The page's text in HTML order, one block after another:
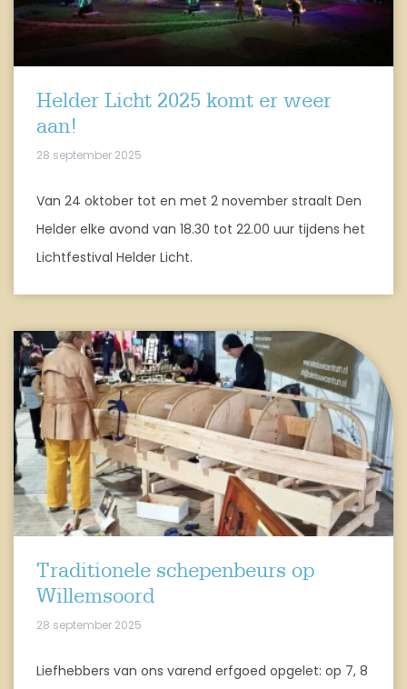
Helder Licht 2025 komt er weer
aan!
28 september 2025
Van 24 oktober tot en met 2 november straalt Den
Helder elke avond van 18.30 tot 22.00 uur tijdens het
Lichtfestival Helder Licht.
Traditionele schepenbeurs op
Willemsoord
28 september 2025
Liefhebbers van ons varend erfgoed opgelet: op 7, 8